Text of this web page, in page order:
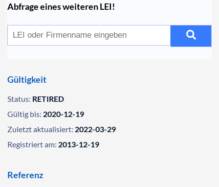
Abfrage eines weiteren LEI!
Gültigkeit
Status: RETIRED
Gültig bis: 2020-12-19
Zuletzt aktualisiert: 2022-03-29
Registriert am: 2013-12-19
Referenz